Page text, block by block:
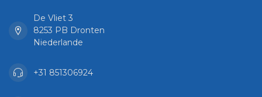
De Vliet 3
8253 PB Dronten
Niederlande
+31 851306924